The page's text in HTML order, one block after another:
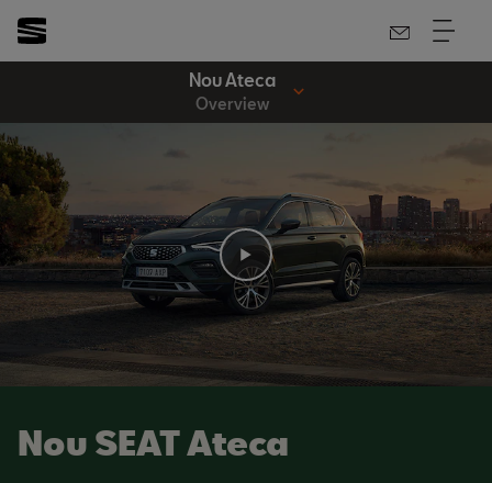
Nou Ateca
Overview
Nou SEAT Ateca